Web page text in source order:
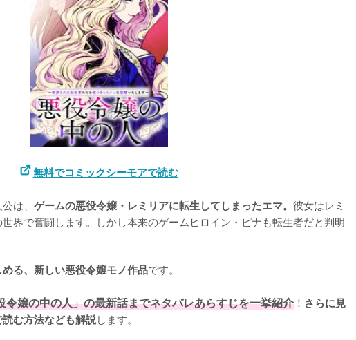
無料でコミックシーモアで読む
は、 ゲームの悪役令嬢・レミリアに転生してしまったエマ。 彼女はレミ
界で奮闘します。しかし本来のゲームヒロイン・ピナも転生者だと判明
る、新しい悪役令嬢モノ作品です。
令嬢の中の人」の最新話までネタバレあらすじを一挙紹介 ！ さらに見
む方法なども解説します。